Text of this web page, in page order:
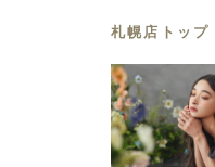
札幌店トップ